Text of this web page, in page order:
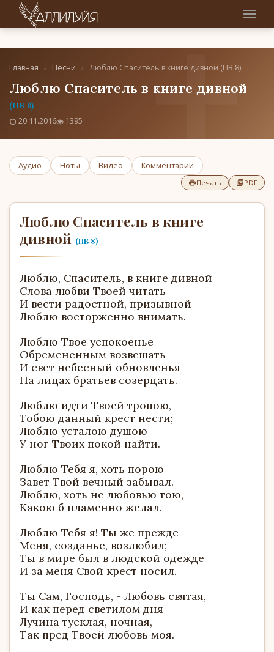
Главная › Песни › Люблю Спаситель в книге дивной (ПВ 8)
Люблю Спаситель в книге дивной
(ПВ 8)
20.11.2016 1395
Аудио Ноты Видео Комментарии
Печать PDF
Люблю Спаситель в книге
дивной (ПВ 8)
Люблю, Спаситель, в книге дивной
Слова любви Твоей читать
И вести радостной, призывной
Люблю восторженно внимать.
Люблю Твое успокоенье
Обремененным возвешать
И свет небесный обновленья
На лицах братьев созерцать.
Люблю идти Твоей тропою,
Тобою данный крест нести;
Люблю усталою душою
У ног Твоих покой найти.
Люблю Тебя я, хоть порою
Завет Твой вечный забывал.
Люблю, хоть не любовью тою,
Какою б пламенно желал.
Люблю Тебя я! Ты же прежде
Меня, созданье, возлюбил;
Ты в мире был в людской одежде
И за меня Свой крест носил.
Ты Сам, Господь, - Любовь святая,
И как перед светилом дня
Лучина тусклая, ночная,
Так пред Твоей любовь моя.